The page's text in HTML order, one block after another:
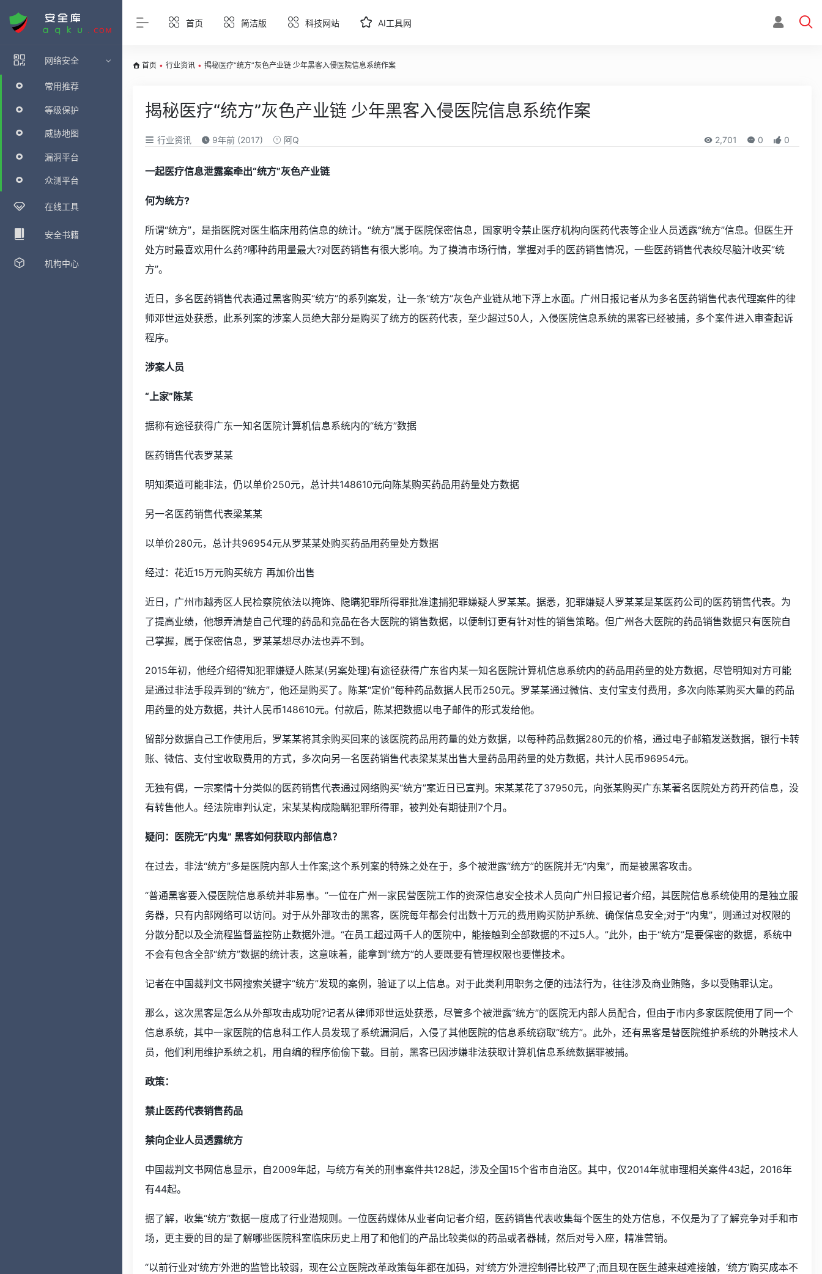
网络安全
常用推荐
等级保护
威胁地图
漏洞平台
众测平台
在线工具
安全书籍
机构中心
首页 简洁版 科技网站 AI工具网
首页 • 行业资讯 • 揭秘医疗“统方”灰色产业链 少年黑客入侵医院信息系统作案
揭秘医疗“统方”灰色产业链 少年黑客入侵医院信息系统作案
行业资讯 9年前 (2017) 阿Q 2,701 0 0
一起医疗信息泄露案牵出“统方”灰色产业链
何为统方?
所谓“统方”，是指医院对医生临床用药信息的统计。“统方”属于医院保密信息，国家明令禁止医疗机构向医药代表等企业人员透露“统方”信息。但医生开
处方时最喜欢用什么药?哪种药用量最大?对医药销售有很大影响。为了摸清市场行情，掌握对手的医药销售情况，一些医药销售代表绞尽脑汁收买“统
方”。
近日，多名医药销售代表通过黑客购买“统方”的系列案发，让一条“统方”灰色产业链从地下浮上水面。广州日报记者从为多名医药销售代表代理案件的律
师邓世运处获悉，此系列案的涉案人员绝大部分是购买了统方的医药代表，至少超过50人，入侵医院信息系统的黑客已经被捕，多个案件进入审查起诉
程序。
涉案人员
“上家”陈某
据称有途径获得广东一知名医院计算机信息系统内的“统方”数据
医药销售代表罗某某
明知渠道可能非法，仍以单价250元，总计共148610元向陈某购买药品用药量处方数据
另一名医药销售代表梁某某
以单价280元，总计共96954元从罗某某处购买药品用药量处方数据
经过：花近15万元购买统方 再加价出售
近日，广州市越秀区人民检察院依法以掩饰、隐瞒犯罪所得罪批准逮捕犯罪嫌疑人罗某某。据悉，犯罪嫌疑人罗某某是某医药公司的医药销售代表。为
了提高业绩，他想弄清楚自己代理的药品和竞品在各大医院的销售数据，以便制订更有针对性的销售策略。但广州各大医院的药品销售数据只有医院自
己掌握，属于保密信息，罗某某想尽办法也弄不到。
2015年初，他经介绍得知犯罪嫌疑人陈某(另案处理)有途径获得广东省内某一知名医院计算机信息系统内的药品用药量的处方数据，尽管明知对方可能
是通过非法手段弄到的“统方”，他还是购买了。陈某“定价”每种药品数据人民币250元。罗某某通过微信、支付宝支付费用，多次向陈某购买大量的药品
用药量的处方数据，共计人民币148610元。付款后，陈某把数据以电子邮件的形式发给他。
留部分数据自己工作使用后，罗某某将其余购买回来的该医院药品用药量的处方数据，以每种药品数据280元的价格，通过电子邮箱发送数据，银行卡转
账、微信、支付宝收取费用的方式，多次向另一名医药销售代表梁某某出售大量药品用药量的处方数据，共计人民币96954元。
无独有偶，一宗案情十分类似的医药销售代表通过网络购买“统方”案近日已宣判。宋某某花了37950元，向张某购买广东某著名医院处方药开药信息，没
有转售他人。经法院审判认定，宋某某构成隐瞒犯罪所得罪，被判处有期徒刑7个月。
疑问：医院无“内鬼” 黑客如何获取内部信息？
在过去，非法“统方”多是医院内部人士作案;这个系列案的特殊之处在于，多个被泄露“统方”的医院并无“内鬼”，而是被黑客攻击。
“普通黑客要入侵医院信息系统并非易事。”一位在广州一家民营医院工作的资深信息安全技术人员向广州日报记者介绍，其医院信息系统使用的是独立服
务器，只有内部网络可以访问。对于从外部攻击的黑客，医院每年都会付出数十万元的费用购买防护系统、确保信息安全;对于“内鬼”，则通过对权限的
分散分配以及全流程监督监控防止数据外泄。“在员工超过两千人的医院中，能接触到全部数据的不过5人。”此外，由于“统方”是要保密的数据，系统中
不会有包含全部“统方”数据的统计表，这意味着，能拿到“统方”的人要既要有管理权限也要懂技术。
记者在中国裁判文书网搜索关键字“统方”发现的案例，验证了以上信息。对于此类利用职务之便的违法行为，往往涉及商业贿赂，多以受贿罪认定。
那么，这次黑客是怎么从外部攻击成功呢?记者从律师邓世运处获悉，尽管多个被泄露“统方”的医院无内部人员配合，但由于市内多家医院使用了同一个
信息系统，其中一家医院的信息科工作人员发现了系统漏洞后，入侵了其他医院的信息系统窃取“统方”。此外，还有黑客是替医院维护系统的外聘技术人
员，他们利用维护系统之机，用自编的程序偷偷下载。目前，黑客已因涉嫌非法获取计算机信息系统数据罪被捕。
政策：
禁止医药代表销售药品
禁向企业人员透露统方
中国裁判文书网信息显示，自2009年起，与统方有关的刑事案件共128起，涉及全国15个省市自治区。其中，仅2014年就审理相关案件43起，2016年
有44起。
据了解，收集“统方”数据一度成了行业潜规则。一位医药媒体从业者向记者介绍，医药销售代表收集每个医生的处方信息，不仅是为了了解竞争对手和市
场，更主要的目的是了解哪些医院科室临床历史上用了和他们的产品比较类似的药品或者器械，然后对号入座，精准营销。
“以前行业对‘统方’外泄的监管比较弱，现在公立医院改革政策每年都在加码，对‘统方’外泄控制得比较严了;而且现在医生越来越难接触，‘统方’购买成本不